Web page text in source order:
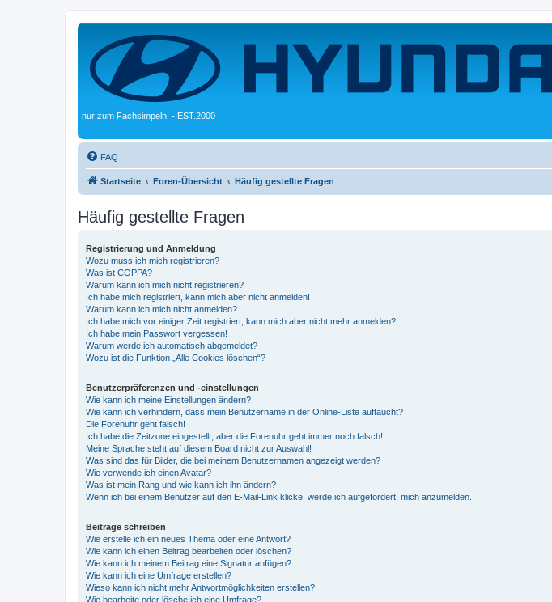
nur zum Fachsimpeln! - EST.2000
FAQ
Startseite Foren-Übersicht Häufig gestellte Fragen
Häufig gestellte Fragen
Registrierung und Anmeldung
Wozu muss ich mich registrieren?
Was ist COPPA?
Warum kann ich mich nicht registrieren?
Ich habe mich registriert, kann mich aber nicht anmelden!
Warum kann ich mich nicht anmelden?
Ich habe mich vor einiger Zeit registriert, kann mich aber nicht mehr anmelden?!
Ich habe mein Passwort vergessen!
Warum werde ich automatisch abgemeldet?
Wozu ist die Funktion „Alle Cookies löschen“?
Benutzerpräferenzen und -einstellungen
Wie kann ich meine Einstellungen ändern?
Wie kann ich verhindern, dass mein Benutzername in der Online-Liste auftaucht?
Die Forenuhr geht falsch!
Ich habe die Zeitzone eingestellt, aber die Forenuhr geht immer noch falsch!
Meine Sprache steht auf diesem Board nicht zur Auswahl!
Was sind das für Bilder, die bei meinem Benutzernamen angezeigt werden?
Wie verwende ich einen Avatar?
Was ist mein Rang und wie kann ich ihn ändern?
Wenn ich bei einem Benutzer auf den E-Mail-Link klicke, werde ich aufgefordert, mich anzumelden.
Beiträge schreiben
Wie erstelle ich ein neues Thema oder eine Antwort?
Wie kann ich einen Beitrag bearbeiten oder löschen?
Wie kann ich meinem Beitrag eine Signatur anfügen?
Wie kann ich eine Umfrage erstellen?
Wieso kann ich nicht mehr Antwortmöglichkeiten erstellen?
Wie bearbeite oder lösche ich eine Umfrage?